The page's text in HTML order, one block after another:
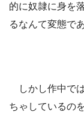
的に奴隷に身を
るなんて変態であ
しかし作中で
ちゃしているの